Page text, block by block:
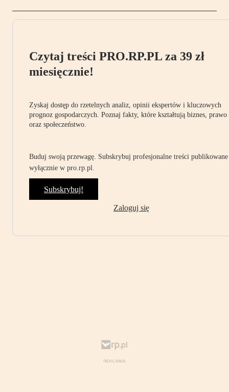
Czytaj treści PRO.RP.PL za 39 zł
miesięcznie!
Zyskaj dostęp do rzetelnych analiz, opinii ekspertów i kluczowych
prognoz gospodarczych. Poznaj fakty, które kształtują biznes, prawo
oraz społeczeństwo.
Buduj swoją przewagę. Subskrybuj profesjonalne treści publikowane
wyłącznie w pro.rp.pl.
Subskrybuj!
Zaloguj się